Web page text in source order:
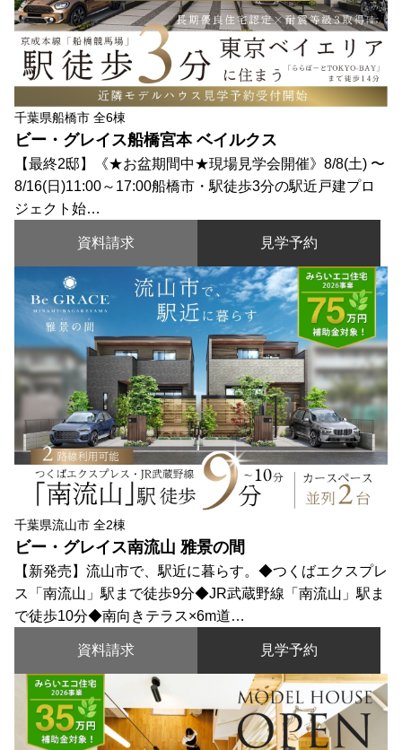
千葉県船橋市 全6棟
ビー・グレイス船橋宮本 ベイルクス
【最終2邸】《★お盆期間中★現場見学会開催》8/8(土) 〜
8/16(日)11:00～17:00船橋市・駅徒歩3分の駅近戸建プロ
ジェクト始…
資料請求 見学予約
千葉県流山市 全2棟
ビー・グレイス南流山 雅景の間
【新発売】流山市で、駅近に暮らす。◆つくばエクスプレ
ス「南流山」駅まで徒歩9分◆JR武蔵野線「南流山」駅ま
で徒歩10分◆南向きテラス×6m道…
資料請求 見学予約